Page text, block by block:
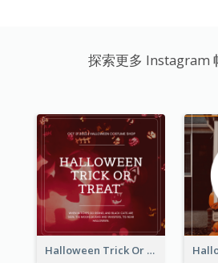
探索更多 Instagram
Halloween Trick Or Treat Instagram Post